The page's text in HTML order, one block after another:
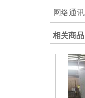
网络通
相关商品